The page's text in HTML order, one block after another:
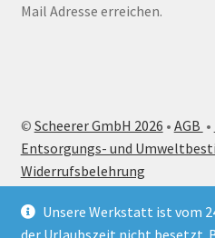
Unsere Werkstatt ist vom
der Urlaubszeit nicht besetzt.
Mail Adresse erreichen.
© Scheerer GmbH 2026 • AGB •
Entsorgungs- und
Widerrufsbelehrung